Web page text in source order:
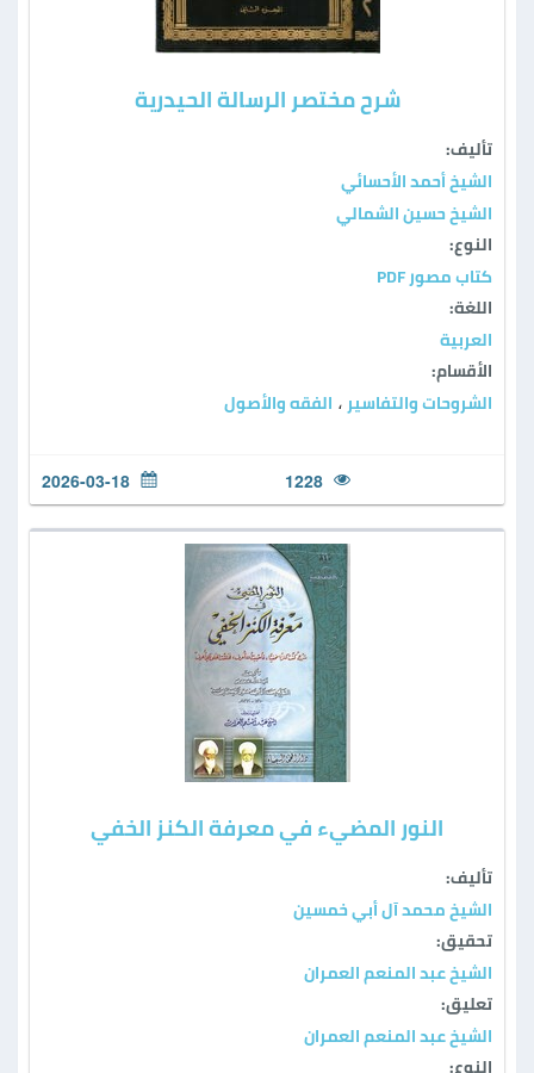
شرح مختصر الرسالة الحيدرية
تأليف:
الشيخ أحمد الأحسائي
الشيخ حسين الشمالي
النوع:
كتاب مصور PDF
اللغة:
العربية
الأقسام:
الشروحات والتفاسير ، الفقه والأصول
1228
2026-03-18
النور المضيء في معرفة الكنز الخفي
تأليف:
الشيخ محمد آل أبي خمسين
تحقيق:
الشيخ عبد المنعم العمران
تعليق:
الشيخ عبد المنعم العمران